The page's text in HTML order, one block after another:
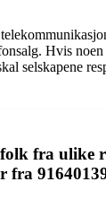
Hvis
selskapene
fra ulike
fra